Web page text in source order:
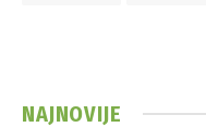
NAJNOVIJE